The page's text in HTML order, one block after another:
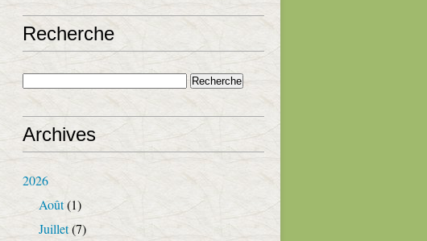
Recherche
Archives
2026
Août(1)
Juillet(7)